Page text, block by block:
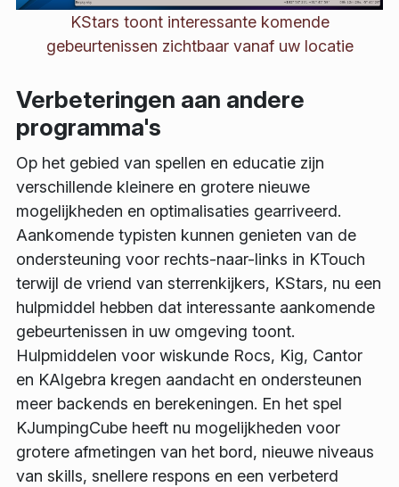
KStars toont interessante komende
gebeurtenissen zichtbaar vanaf uw locatie
Verbeteringen aan andere
programma's
Op het gebied van spellen en educatie zijn
verschillende kleinere en grotere nieuwe
mogelijkheden en optimalisaties gearriveerd.
Aankomende typisten kunnen genieten van de
ondersteuning voor rechts-naar-links in KTouch
terwijl de vriend van sterrenkijkers, KStars, nu een
hulpmiddel hebben dat interessante aankomende
gebeurtenissen in uw omgeving toont.
Hulpmiddelen voor wiskunde Rocs, Kig, Cantor
en KAlgebra kregen aandacht en ondersteunen
meer backends en berekeningen. En het spel
KJumpingCube heeft nu mogelijkheden voor
grotere afmetingen van het bord, nieuwe niveaus
van skills, snellere respons en een verbeterd